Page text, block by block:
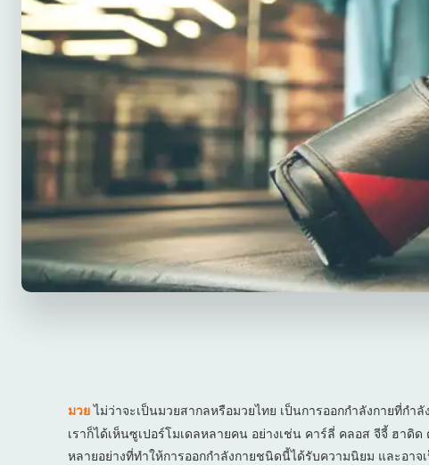
มวยไม่ว่าจะเป็นมวยสากลหรือมวยไทย เป็นการออกกำลังกายที่ก
เราก็ได้เห็นซูเปอร์โมเดลหลายคน อย่างเช่น คาร์ลี่ คลอส จีจี้ ฮา
หลายอย่างที่ทำให้การออกกำลังกายชนิดนี้ได้รับความนิยม และอา